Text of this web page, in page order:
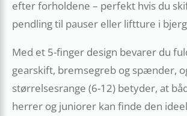
efter forholdene – perfekt hvis du
pendling til pauser eller liftture i
Med et 5-finger design bevarer du
gearskift, bremsegreb og spænder,
størrelsesrange (6-12) betyder, at
herrer og juniorer kan finde den